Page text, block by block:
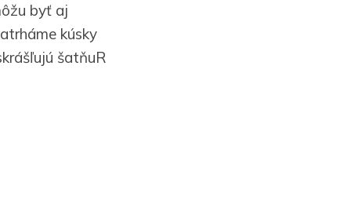
byť aj
kúsky
šatňuR